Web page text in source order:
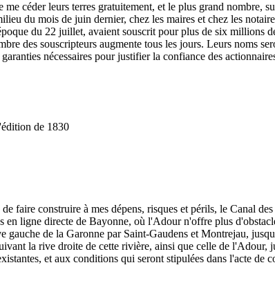
céder leurs terres gratuitement, et le plus grand
du mois de juin dernier, chez les maires et chez les
du 22 juillet, avaient souscrit pour plus de six millions
des souscripteurs augmente tous les jours. Leurs noms
nécessaires pour justifier la confiance des
de 1830
de faire construire à mes dépens, risques et périls, le Canal
ligne directe de Bayonne, où l'Adour n'offre plus
gauche de la Garonne par Saint-Gaudens et Montrejau,
la rive droite de cette rivière, ainsi que celle de
et aux conditions qui seront stipulées dans l'acte de